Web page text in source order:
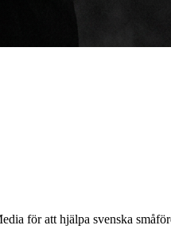
för att hjälpa svenska